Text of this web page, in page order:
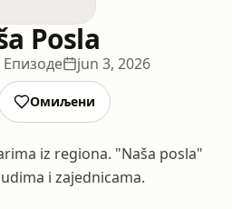
Posla
Епизоде jun 3, 2026
Омиљени
iz regiona. "Naša posla"
i zajednicama.